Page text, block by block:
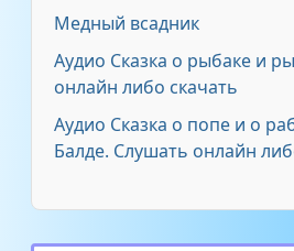
Медный всадник
Аудио Сказка о рыбаке и
онлайн либо скачать
Аудио Сказка о попе и о
Балде. Слушать онлайн